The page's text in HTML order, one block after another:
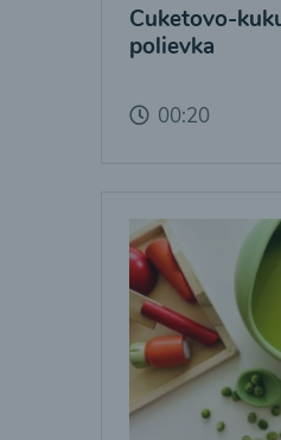
Cuketovo-
polievka
00:20